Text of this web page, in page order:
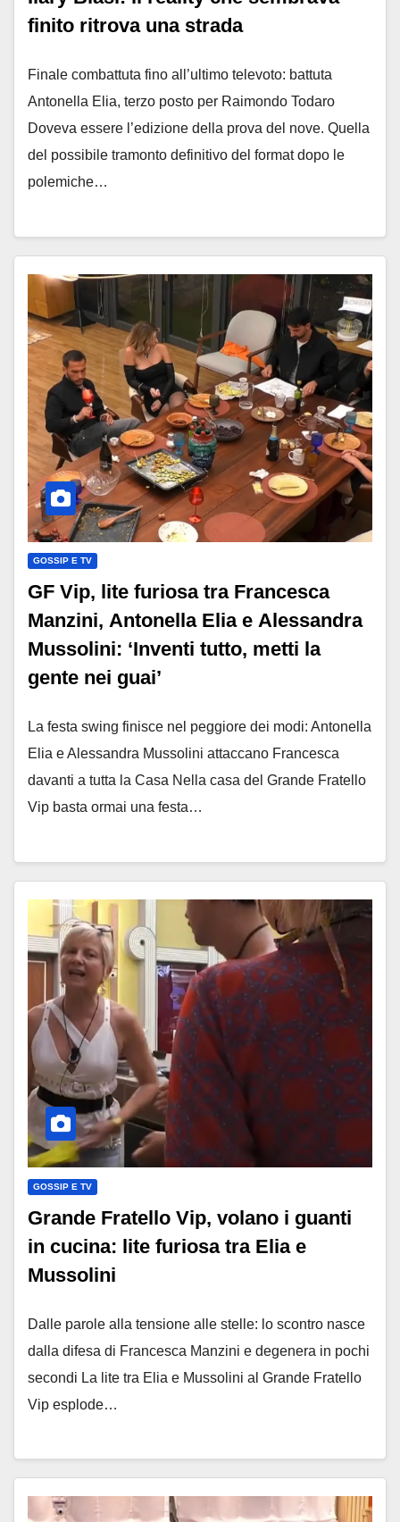
finito ritrova una strada
Finale combattuta fino all’ultimo televoto: battuta
Antonella Elia, terzo posto per Raimondo Todaro
Doveva essere l’edizione della prova del nove. Quella
del possibile tramonto definitivo del format dopo le
polemiche…
GOSSIP E TV
GF Vip, lite furiosa tra Francesca
Manzini, Antonella Elia e Alessandra
Mussolini: ‘Inventi tutto, metti la
gente nei guai’
La festa swing finisce nel peggiore dei modi: Antonella
Elia e Alessandra Mussolini attaccano Francesca
davanti a tutta la Casa Nella casa del Grande Fratello
Vip basta ormai una festa…
GOSSIP E TV
Grande Fratello Vip, volano i guanti
in cucina: lite furiosa tra Elia e
Mussolini
Dalle parole alla tensione alle stelle: lo scontro nasce
dalla difesa di Francesca Manzini e degenera in pochi
secondi La lite tra Elia e Mussolini al Grande Fratello
Vip esplode…